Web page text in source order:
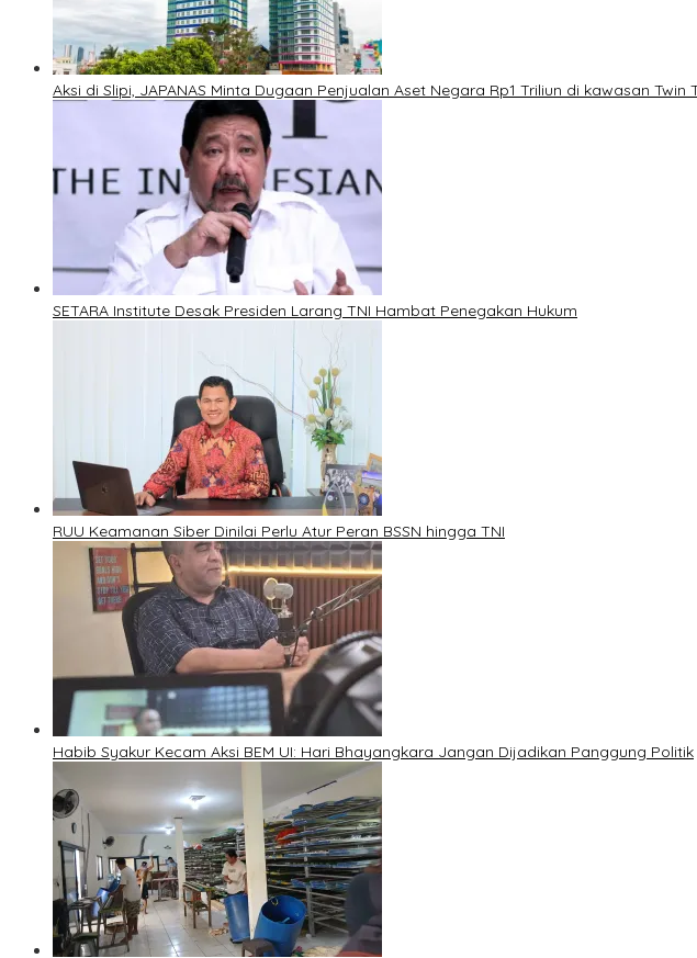
Aksi di Slipi, JAPANAS Minta Dugaan Penjualan Aset Negara Rp1 Triliun di kawasan Twin
SETARA Institute Desak Presiden Larang TNI Hambat Penegakan Hukum
RUU Keamanan Siber Dinilai Perlu Atur Peran BSSN hingga TNI
Habib Syakur Kecam Aksi BEM UI: Hari Bhayangkara Jangan Dijadikan Panggung Politik